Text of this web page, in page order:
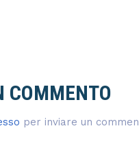
COMMENTO
per inviare un